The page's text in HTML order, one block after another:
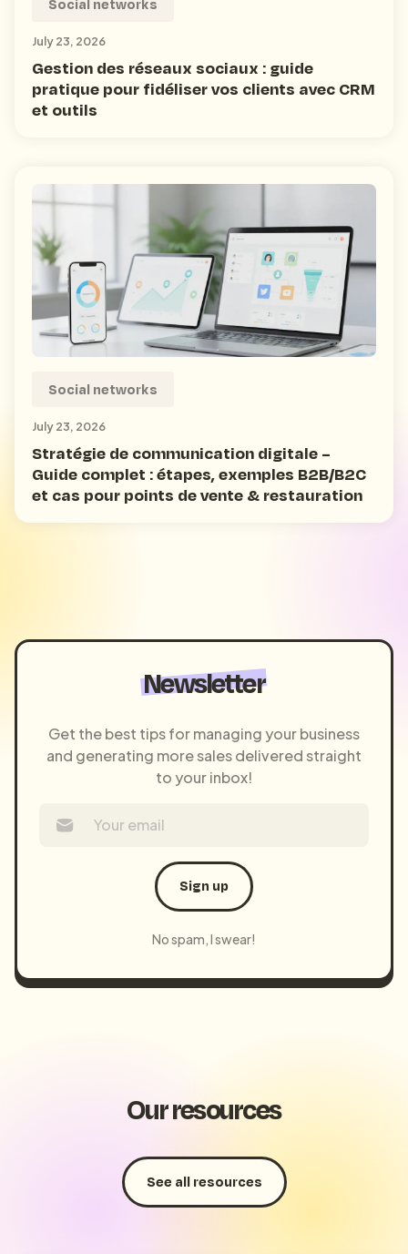
July 23, 2026
Gestion des réseaux sociaux : guide
pratique pour fidéliser vos clients avec CRM
et outils
Social networks
July 23, 2026
Stratégie de communication digitale –
Guide complet : étapes, exemples B2B/B2C
et cas pour points de vente & restauration
Newsletter
Get the best tips for managing your business
and generating more sales delivered straight
to your inbox!
Sign up
No spam, I swear!
Our resources
See all resources